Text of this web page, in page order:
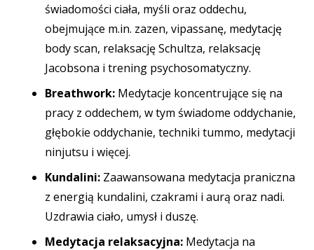
świadomości ciała, myśli oraz oddechu,
obejmujące m.in. zazen, vipassanę, medytację
body scan, relaksację Schultza, relaksację
Jacobsona i trening psychosomatyczny.
Breathwork: Medytacje koncentrujące się na
pracy z oddechem, w tym świadome oddychanie,
głębokie oddychanie, techniki tummo, medytacji
ninjutsu i więcej.
Kundalini: Zaawansowana medytacja praniczna
z energią kundalini, czakrami i aurą oraz nadi.
Uzdrawia ciało, umysł i duszę.
Medytacja relaksacyjna: Medytacja na